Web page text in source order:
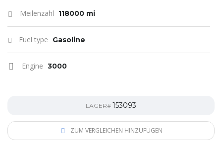
Meilenzahl 118000 mi
Fuel type Gasoline
Engine 3000
LAGER# 153093
ZUM VERGLEICHEN HINZUFÜGEN